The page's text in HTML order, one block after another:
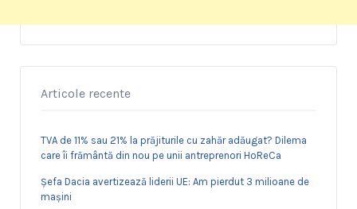
Articole recente
TVA de 11% sau 21% la prăjiturile cu zahăr adăugat? Dilema
care îi frământă din nou pe unii antreprenori HoReCa
Șefa Dacia avertizează liderii UE: Am pierdut 3 milioane de
mașini